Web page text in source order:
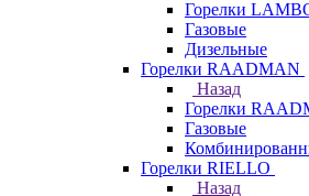
Горелки
Газовые
Дизельные
Горелки RAADMAN
Назад
Горелки
Газовые
Горелки RIELLO
Назад